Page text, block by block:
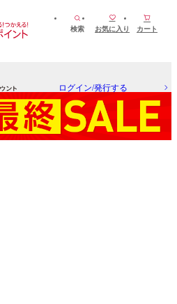
検索 お気に入り カート
ログイン/発行する